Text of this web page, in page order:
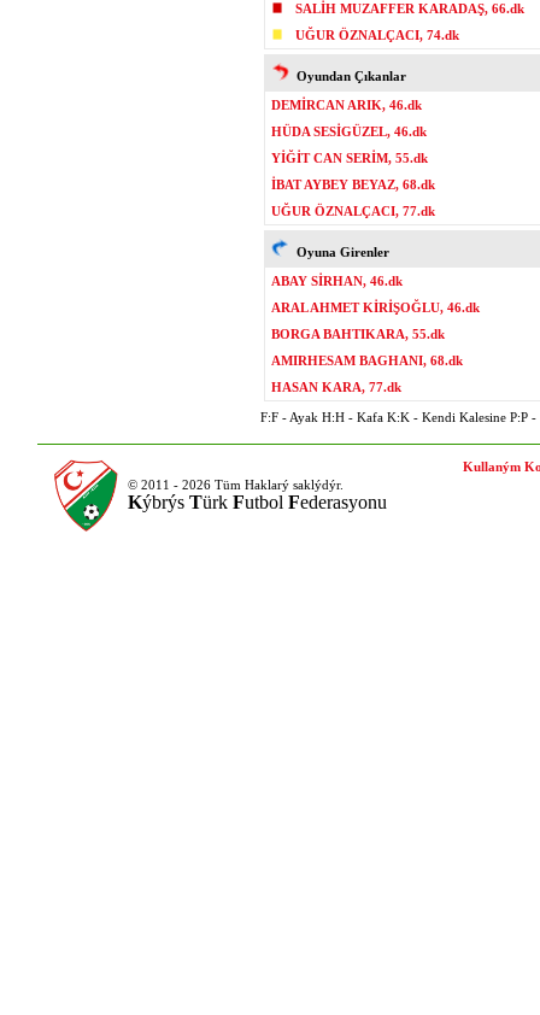
SALİH MUZAFFER KARADAŞ, 66.dk
UĞUR ÖZNALÇACI, 74.dk
Oyundan Çıkanlar
DEMİRCAN ARIK, 46.dk
HÜDA SESİGÜZEL, 46.dk
YİĞİT CAN SERİM, 55.dk
İBAT AYBEY BEYAZ, 68.dk
UĞUR ÖZNALÇACI, 77.dk
Oyuna Girenler
ABAY SİRHAN, 46.dk
ARAL AHMET KİRİŞOĞLU, 46.dk
BORGA BAHTIKARA, 55.dk
AMIRHESAM BAGHANI, 68.dk
HASAN KARA, 77.dk
F:F - Ayak H:H - Kafa K:K - Kendi Kalesine P:P -
© 2011 - 2026 Tüm Haklarý saklýdýr.
Kýbrýs Türk Futbol Federasyonu
Kullaným